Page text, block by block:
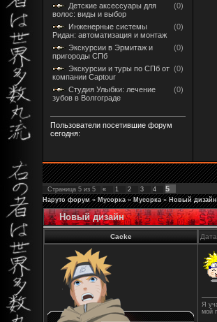
Детские аксессуары для
волос: виды и выбор
(0)
Инженерные системы
Ридан: автоматизация и монтаж
(0)
Экскурсии в Эрмитаж и
пригороды СПб
(0)
Экскурсии и туры по СПб от
компании Captour
(0)
Студия Улыбки: лечение
зубов в Волгограде
(0)
Пользователи посетившие форум
сегодня:
Страница 5 из 5 « 1 2 3 4 5
Наруто форум » Мусорка » Мусорка » Новый дизайн
Новый дизайн
Cacke
Я
мой